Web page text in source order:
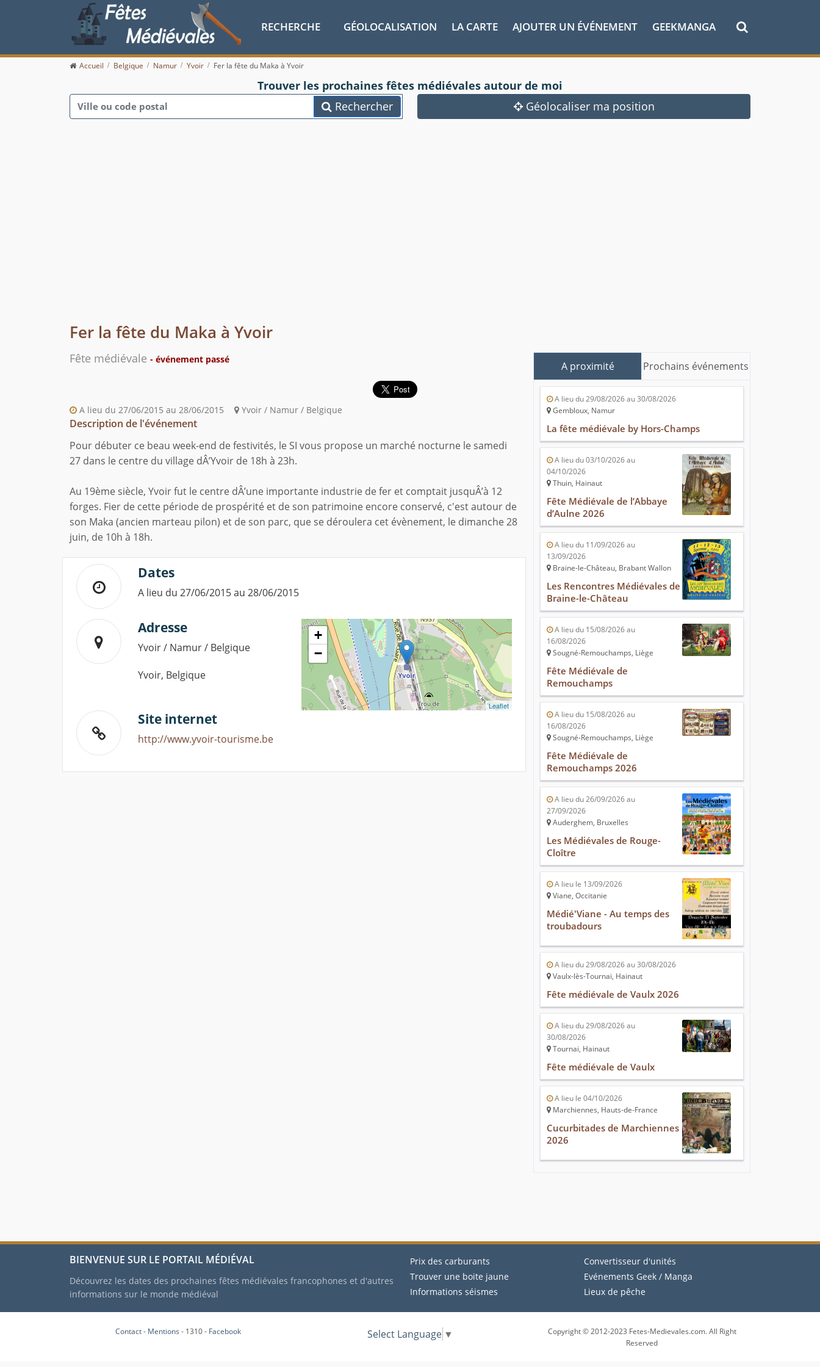
RECHERCHE GÉOLOCALISATION LA CARTE AJOUTER UN ÉVÉNEMENT GEEKMANGA
Accueil Belgique Namur Yvoir Fer la fête du Maka à Yvoir
Trouver les prochaines fêtes médiévales autour de moi
Rechercher
Géolocaliser ma position
Fer la fête du Maka à Yvoir
Fête médiévale - événement passé
A lieu du 27/06/2015 au 28/06/2015 Yvoir / Namur / Belgique
Description de l'événement
Pour débuter ce beau week-end de festivités, le SI vous propose un marché nocturne le samedi
27 dans le centre du village dÂ’Yvoir de 18h à 23h.
Au 19ème siècle, Yvoir fut le centre dÂ’une importante industrie de fer et comptait jusquÂ’à 12
forges. Fier de cette période de prospérité et de son patrimoine encore conservé, c'est autour de
son Maka (ancien marteau pilon) et de son parc, que se déroulera cet évènement, le dimanche 28
juin, de 10h à 18h.
Dates
A lieu du 27/06/2015 au 28/06/2015
Adresse
Yvoir / Namur / Belgique
Yvoir, Belgique
+
−
Leaflet
Site internet
http://www.yvoir-tourisme.be
A proximité Prochains événements
A lieu du 29/08/2026 au 30/08/2026
Gembloux, Namur
La fête médiévale by Hors-Champs
A lieu du 03/10/2026 au
04/10/2026
Thuin, Hainaut
Fête Médiévale de l’Abbaye
d’Aulne 2026
A lieu du 11/09/2026 au
13/09/2026
Braine-le-Château, Brabant Wallon
Les Rencontres Médiévales de
Braine-le-Château
A lieu du 15/08/2026 au
16/08/2026
Sougné-Remouchamps, Liège
Fête Médiévale de
Remouchamps
A lieu du 15/08/2026 au
16/08/2026
Sougné-Remouchamps, Liège
Fête Médiévale de
Remouchamps 2026
A lieu du 26/09/2026 au
27/09/2026
Auderghem, Bruxelles
Les Médiévales de Rouge-
Cloître
A lieu le 13/09/2026
Viane, Occitanie
Médié'Viane - Au temps des
troubadours
A lieu du 29/08/2026 au 30/08/2026
Vaulx-lès-Tournai, Hainaut
Fête médiévale de Vaulx 2026
A lieu du 29/08/2026 au
30/08/2026
Tournai, Hainaut
Fête médiévale de Vaulx
A lieu le 04/10/2026
Marchiennes, Hauts-de-France
Cucurbitades de Marchiennes
2026
BIENVENUE SUR LE PORTAIL MÉDIÉVAL
Découvrez les dates des prochaines fêtes médiévales francophones et d'autres
informations sur le monde médiéval
Prix des carburants
Trouver une boite jaune
Informations séismes
Convertisseur d'unités
Evénements Geek / Manga
Lieux de pêche
Contact- Mentions - 1310 - Facebook Select Language ▼
Copyright © 2012-2023 Fetes-Medievales.com. All Right
Reserved